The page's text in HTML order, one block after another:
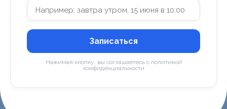
Записаться
Нажимая кнопку, вы соглашаетесь с политикой
конфиденциальности